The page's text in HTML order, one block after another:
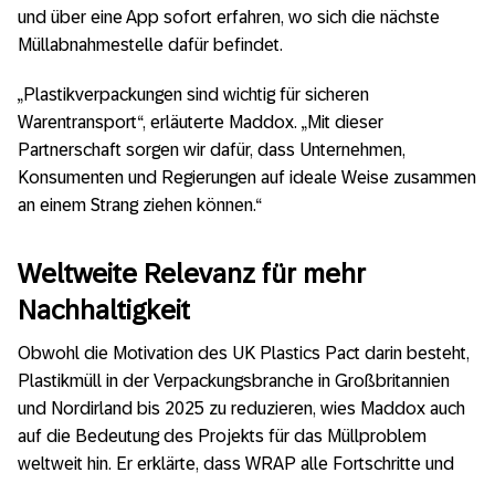
und über eine App sofort erfahren, wo sich die nächste
Müllabnahmestelle dafür befindet.
„Plastikverpackungen sind wichtig für sicheren
Warentransport“, erläuterte Maddox. „Mit dieser
Partnerschaft sorgen wir dafür, dass Unternehmen,
Konsumenten und Regierungen auf ideale Weise zusammen
an einem Strang ziehen können.“
Weltweite Relevanz für mehr
Nachhaltigkeit
Obwohl die Motivation des UK Plastics Pact darin besteht,
Plastikmüll in der Verpackungsbranche in Großbritannien
und Nordirland bis 2025 zu reduzieren, wies Maddox auch
auf die Bedeutung des Projekts für das Müllproblem
weltweit hin. Er erklärte, dass WRAP alle Fortschritte und